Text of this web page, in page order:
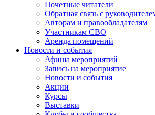
Почетные читатели
Обратная связь с
Авторам и правообладателям
Участникам СВО
Аренда помещений
Новости и события
Афиша мероприятий
Запись на мероприятие
Новости и события
Акции
Курсы
Выставки